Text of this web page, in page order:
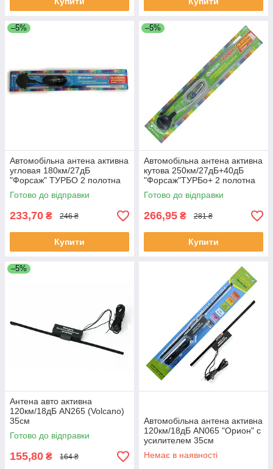
–5%
Автомобільна антена активна
угловая 180км/27дБ
"Форсаж" ТУРБО 2 полотна
Город( Высокое якість
приема)
Готово до відправки
233,70 ₴ 246 ₴
Купити
–5%
Автомобільна антена активна
кутова 250км/27дБ+40дБ
"Форсаж"ТУРБо+ 2 полотна
місто/Трас.( Вис. якість
прийому)
Готово до відправки
266,95 ₴ 281 ₴
Купити
–5%
Антена авто активна
120км/18дБ AN265 (Volcano)
35см
Готово до відправки
155,80 ₴ 164 ₴
Автомобільна антена активна
120км/18дБ AN065 "Орион" с
усилителем 35см
Немає в наявності